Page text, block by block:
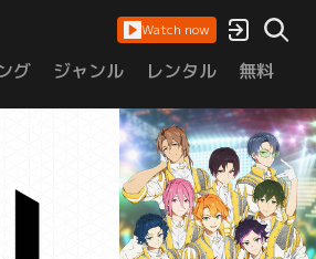
Watch now
グ ジャンル レンタル 無料